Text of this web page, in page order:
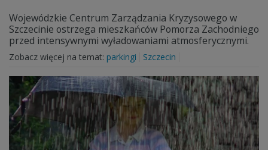
Wojewódzkie Centrum Zarządzania Kryzysowego w
Szczecinie ostrzega mieszkańców Pomorza Zachodniego
przed intensywnymi wyładowaniami atmosferycznymi.
Zobacz więcej na temat: parkingi Szczecin